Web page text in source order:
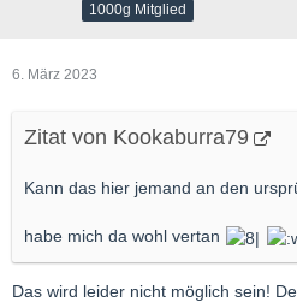
1000g Mitglied
6. März 2023
Zitat von Kookaburra79
Kann das hier jemand an den
habe mich da wohl vertan
Das wird leider nicht möglich sein!